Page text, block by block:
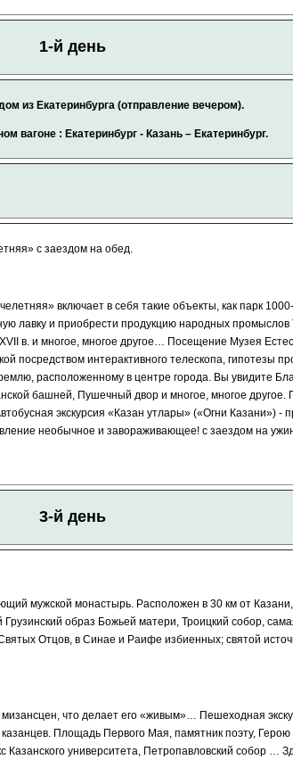
Автобусные туры на
Детские лагеря в
Круизы - 2026
— оформление тура в
Новогодние
экспресс"02.01.2027-
№2 В. Устюг -
1-й день
из Екатеринбурга (отправление вечером).
вагоне : Екатеринбург - Казань – Екатеринбург.
с заездом на обед.
включает в себя такие объекты, как парк
лавку и приобрести продукцию народных промыслов
в. и многое, многое другое… Посещение Музея
посредством интерактивного телескопа, гипотезы
расположенному в центре города. Вы увидите
башней, Пушечный двор и многое, многое другое.
экскурсия «Казан утлары» («Огни Казани») -
необычное и завораживающее! с заездом на
3-й день
мужской монастырь. Расположен в 30 км от
образ Божьей матери, Троицкий собор,
Отцов, в Синае и Раифе избиенных; святой
что делает его «живым»… Пешеходная
Площадь Первого Мая, памятник поэту,
университета, Петропавловский собор …